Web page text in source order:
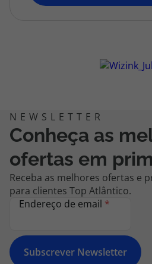
topatlantico@topatlantico.com
Conheça as
ofertas em
Receba as melhores ofertas e
para clientes Top Atlântico.
Endereço de email *
Subscrever Newsletter